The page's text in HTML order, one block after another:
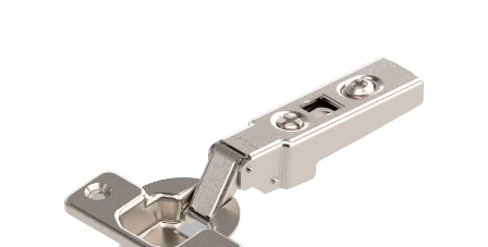
Оплата и доставка
Рассрочка и кредит